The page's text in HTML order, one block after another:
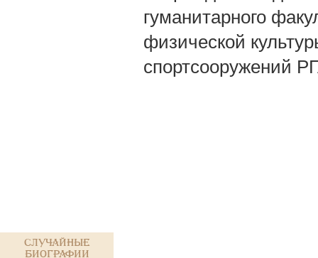
Случайные
биографии
гуманитарного
физической
спортсооружений